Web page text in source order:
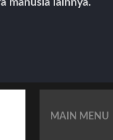
MAIN MENU